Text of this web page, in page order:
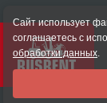
Сайт использует
соглашаетесь с
обработки данных.